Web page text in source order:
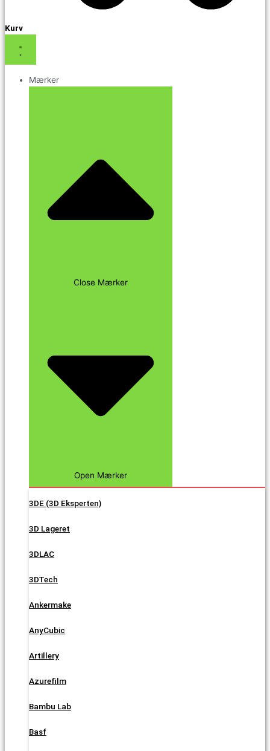
Kurv
Mærker
Close Mærker
Open Mærker
3DE (3D Eksperten)
3D Lageret
3DLAC
3DTech
Ankermake
AnyCubic
Artillery
Azurefilm
Bambu Lab
Basf